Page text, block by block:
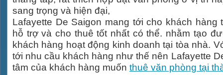
sang trọng và hiện đại,
Lafayette De Saigon mang tới cho khách
hỗ trợ và cho thuê tốt nhất có thể. nhằm tạo
khách hàng hoạt động kinh doanh tại tòa nhà.
tới nhu cầu khách hàng như thế nên Lafayette
tâm của khách hàng muốn thuê văn phòng tại